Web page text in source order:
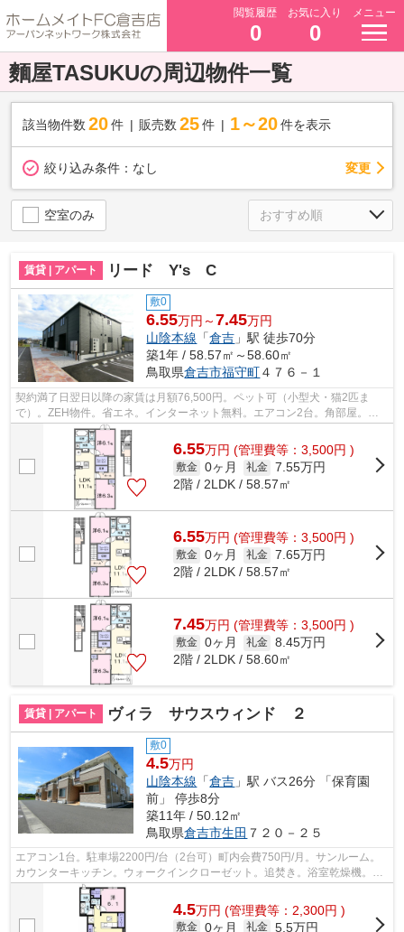
閲覧履歴
0
お気に入り
0
メニュー
麵屋TASUKUの周辺物件一覧
該当物件数 20件 販売数 25 件 1～20 件を表示
絞り込み条件： なし 変更
空室のみ
賃貸 | アパート リード Y's C
敷0
6.55万円～7.45万円
山陰本線 「倉吉 」駅 徒歩70分
築1年 / 58.57㎡～58.60㎡
鳥取県倉吉市福守町４７６－１
契約満了日翌日以降の家賃は月額76,500円。ペット可（小型犬・猫2匹ま
で）。ZEH物件。省エネ。インターネット無料。エアコン2台。角部屋。駐
車場3300円/台（2台可）。一坪風呂。防犯カ...
6.55万円 (管理費等：3,500円 )
敷金 0ヶ月 礼金 7.55万円
2階 / 2LDK / 58.57㎡
6.55万円 (管理費等：3,500円 )
敷金 0ヶ月 礼金 7.65万円
2階 / 2LDK / 58.57㎡
7.45万円 (管理費等：3,500円 )
敷金 0ヶ月 礼金 8.45万円
2階 / 2LDK / 58.60㎡
賃貸 | アパート ヴィラ サウスウィンド ２
敷0
4.5万円
山陰本線 「倉吉 」駅 バス26分 「保育園
前」 停歩8分
築11年 / 50.12㎡
鳥取県倉吉市生田 ７２０－２５
エアコン1台。駐車場2200円/台（2台可）町内会費750円/月。サンルーム。
カウンターキッチン。ウォークインクローゼット。追焚き。浴室乾燥機。室
内物干し。室外物置。床下収納。セキュ...
4.5万円 (管理費等：2,300円 )
敷金 0ヶ月 礼金 5.5万円